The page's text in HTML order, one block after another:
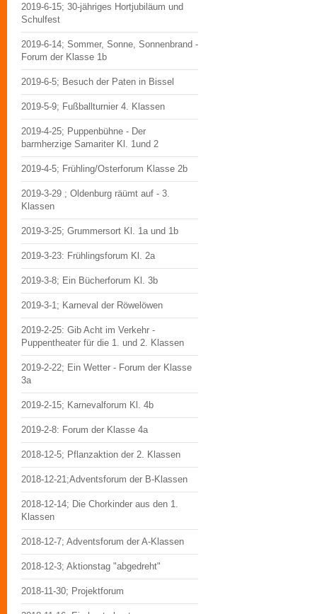
2019-6-15; 30-jähriges Hortjubiläum und
Schulfest
2019-6-14; Sommer, Sonne, Sonnenbrand -
Forum der Klasse 1b
2019-6-5; Besuch der Paten in Bissel
2019-5-9; Fußballturnier 4. Klassen
2019-4-25; Puppenbühne - Der
barmherzige Samariter Kl. 1und 2
2019-4-5; Frühling/Osterforum Klasse 2b
2019-3-29 ; Oldenburg räümt auf - 3.
Klassen
2019-3-25; Grummersort Kl. 1a und 1b
2019-3-23: Frühlingsforum Kl. 2a
2019-3-8; Ein Bücherforum Kl. 3b
2019-3-1; Karneval der Röwelöwen
2019-2-25: Gib Acht im Verkehr -
Puppentheater für die 1. und 2. Klassen
2019-2-22; Ein Wetter - Forum der Klasse
3a
2019-2-15; Karnevalforum Kl. 4b
2019-2-8: Forum der Klasse 4a
2018-12-5; Pflanzaktion der 2. Klassen
2018-12-21;Adventsforum der B-Klassen
2018-12-14; Die Chorkinder aus den 1.
Klassen
2018-12-7; Adventsforum der A-Klassen
2018-12-3; Aktionstag "abgedreht"
2018-11-30; Projektforum